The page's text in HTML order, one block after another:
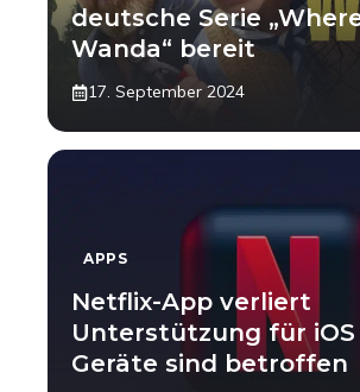
deutsche Serie
Wanda“ bereit
17. September 2024
APPS
Netflix-App verliert
Unterstützung für iOS
Geräte sind betroffen